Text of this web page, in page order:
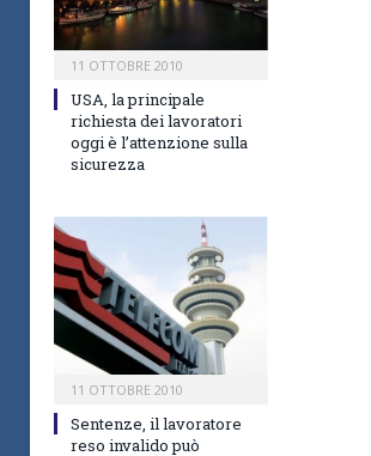
11 OTTOBRE 2010
USA, la principale
richiesta dei lavoratori
oggi è l’attenzione sulla
sicurezza
11 OTTOBRE 2010
Sentenze, il lavoratore
reso invalido può